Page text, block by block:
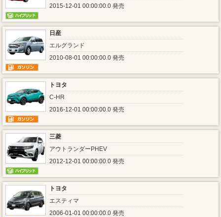
2015-12-01 00:00:00.0 発売
日産
エルグランド
2010-08-01 00:00:00.0 発売
トヨタ
C-HR
2016-12-01 00:00:00.0 発売
三菱
アウトランダーPHEV
2012-12-01 00:00:00.0 発売
トヨタ
エスティマ
2006-01-01 00:00:00.0 発売